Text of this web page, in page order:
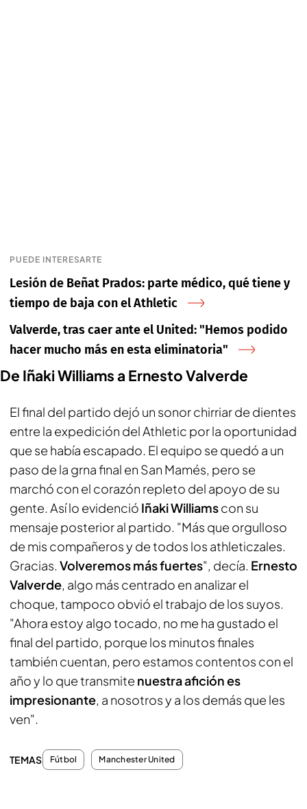
PUEDE INTERESARTE
Lesión de Beñat Prados: parte médico, qué tiene y
tiempo de baja con el Athletic
Valverde, tras caer ante el United: "Hemos podido
hacer mucho más en esta eliminatoria"
De Iñaki Williams a Ernesto Valverde
El final del partido dejó un sonor chirriar de dientes
entre la expedición del Athletic por la oportunidad
que se había escapado. El equipo se quedó a un
paso de la grna final en San Mamés, pero se
marchó con el corazón repleto del apoyo de su
gente. Así lo evidenció Iñaki Williamscon su
mensaje posterior al partido. "Más que orgulloso
de mis compañeros y de todos los athleticzales.
Gracias. Volveremos más fuertes", decía. Ernesto
Valverde, algo más centrado en analizar el
choque, tampoco obvió el trabajo de los suyos.
"Ahora estoy algo tocado, no me ha gustado el
final del partido, porque los minutos finales
también cuentan, pero estamos contentos con el
año y lo que transmite nuestra afición es
impresionante, a nosotros y a los demás que les
ven".
TEMAS Fútbol Manchester United